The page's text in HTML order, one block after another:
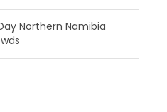
Northern Namibia